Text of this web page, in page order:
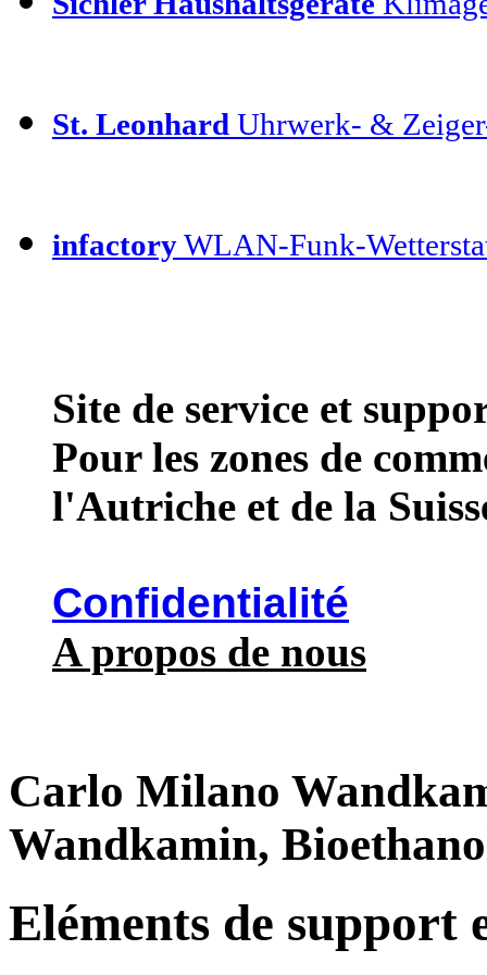
St. Leonhard Uhrwerk- &
infactoryWLAN-Funk-
Site de service et
Pour les zones de
l'Autriche et de la
Confidentialité
A propos de nous
Carlo Milano
Wandkamin,
Eléments de support